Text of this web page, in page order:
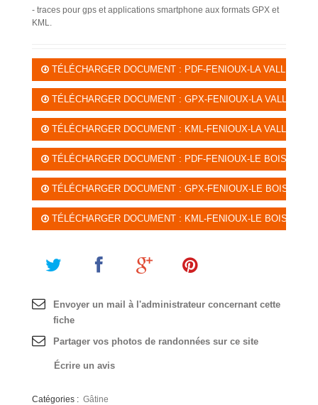
- traces pour gps et applications smartphone aux formats GPX et
KML.
TÉLÉCHARGER DOCUMENT : PDF-FENIOUX-LA VALLÉE DU
TÉLÉCHARGER DOCUMENT : GPX-FENIOUX-LA VALLÉE
TÉLÉCHARGER DOCUMENT : KML-FENIOUX-LA VALLÉE
TÉLÉCHARGER DOCUMENT : PDF-FENIOUX-LE BOIS DES
TÉLÉCHARGER DOCUMENT : GPX-FENIOUX-LE BOIS DES
TÉLÉCHARGER DOCUMENT : KML-FENIOUX-LE BOIS DES
Envoyer un mail à l'administrateur concernant cette
fiche
Partager vos photos de randonnées sur ce site
Écrire un avis
Catégories : Gâtine